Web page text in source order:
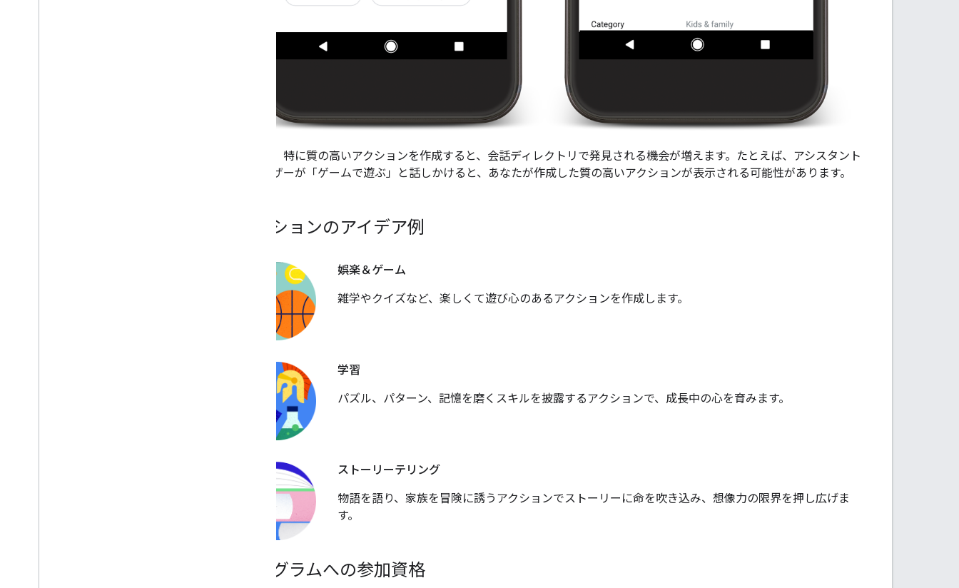
さらに、特に質の高いアクションを作成すると、会話ディレクトリで発見される機会が増えます。たとえば、アシスタント
のユーザーが「ゲームで遊ぶ」と話しかけると、あなたが作成した質の高いアクションが表示される可能性があります。
アクションのアイデア例
娯楽＆ゲーム
雑学やクイズなど、楽しくて遊び心のあるアクションを作成します。
学習
パズル、パターン、記憶を磨くスキルを披露するアクションで、成長中の心を育みます。
ストーリーテリング
物語を語り、家族を冒険に誘うアクションでストーリーに命を吹き込み、想像力の限界を押し広げま
す。
プログラムへの参加資格